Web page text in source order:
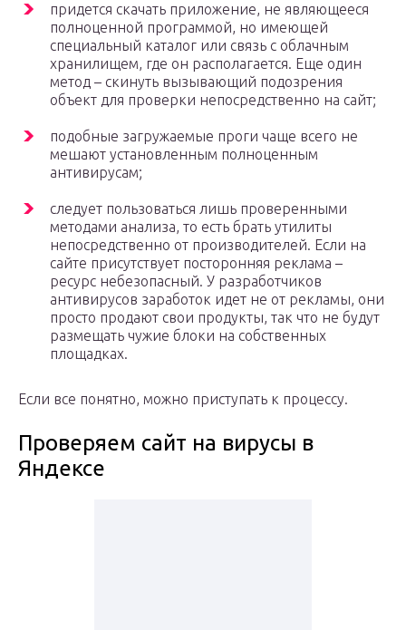
придется скачать приложение, не являющееся
полноценной программой, но имеющей
специальный каталог или связь с облачным
хранилищем, где он располагается. Еще один
метод – скинуть вызывающий подозрения
объект для проверки непосредственно на сайт;
подобные загружаемые проги чаще всего не
мешают установленным полноценным
антивирусам;
следует пользоваться лишь проверенными
методами анализа, то есть брать утилиты
непосредственно от производителей. Если на
сайте присутствует посторонняя реклама –
ресурс небезопасный. У разработчиков
антивирусов заработок идет не от рекламы, они
просто продают свои продукты, так что не будут
размещать чужие блоки на собственных
площадках.
Если все понятно, можно приступать к процессу.
Проверяем сайт на вирусы в
Яндексе